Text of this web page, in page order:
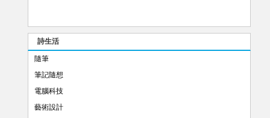
詩生活
隨筆
筆記隨想
電腦科技
藝術設計